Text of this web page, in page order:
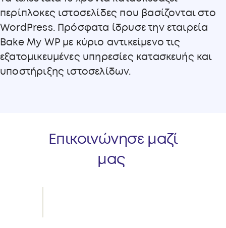
περίπλοκες ιστοσελίδες που βασίζονται στο
WordPress. Πρόσφατα ίδρυσε την εταιρεία
Bake My WP με κύριο αντικείμενο τις
εξατομικευμένες υπηρεσίες κατασκευής και
υποστήριξης ιστοσελίδων.
Επικοινώνησε μαζί
μας